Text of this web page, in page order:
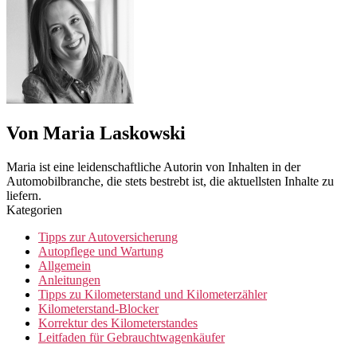
Von Maria Laskowski
Maria ist eine leidenschaftliche Autorin von Inhalten in der
Automobilbranche, die stets bestrebt ist, die aktuellsten Inhalte zu
liefern.
Kategorien
Tipps zur Autoversicherung
Autopflege und Wartung
Allgemein
Anleitungen
Tipps zu Kilometerstand und Kilometerzähler
Kilometerstand-Blocker
Korrektur des Kilometerstandes
Leitfaden für Gebrauchtwagenkäufer